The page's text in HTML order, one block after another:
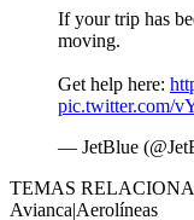
If your trip has
moving.
Get help here:
pic.twitter.com/
— JetBlue
TEMAS
Avianca|Aerolíneas